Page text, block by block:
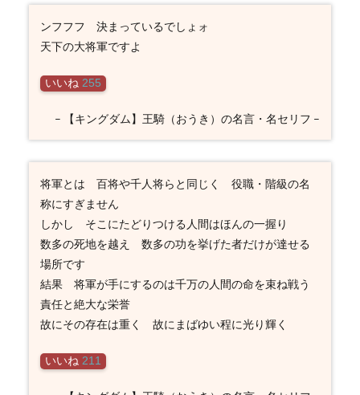
ンフフフ 決まっているでしょォ
天下の大将軍ですよ
いいね 255
– 【キングダム】王騎（おうき）の名言・名セリフ –
将軍とは 百将や千人将らと同じく 役職・階級の名
称にすぎません
しかし そこにたどりつける人間はほんの一握り
数多の死地を越え 数多の功を挙げた者だけが達せる
場所です
結果 将軍が手にするのは千万の人間の命を束ね戦う
責任と絶大な栄誉
故にその存在は重く 故にまばゆい程に光り輝く
いいね 211